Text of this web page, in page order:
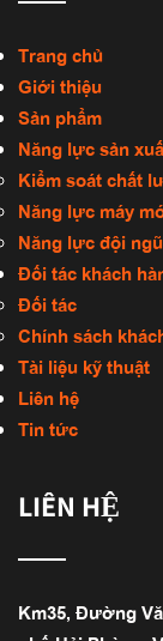
Trang chủ
Giới thiệu
Sản phẩm
Năng lực sản
Kiểm soát chất
Năng lực máy
Năng lực đội ngũ
Đối tác khách
Đối tác
Chính sách
Tài liệu kỹ thuật
Liên hệ
Tin tức
LIÊN HỆ
Km35, Đường